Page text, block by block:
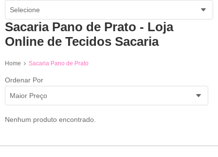
Selecione
Sacaria Pano de Prato - Loja
Online de Tecidos Sacaria
Home Sacaria Pano de Prato
Ordenar Por
Maior Preço
Nenhum produto encontrado.